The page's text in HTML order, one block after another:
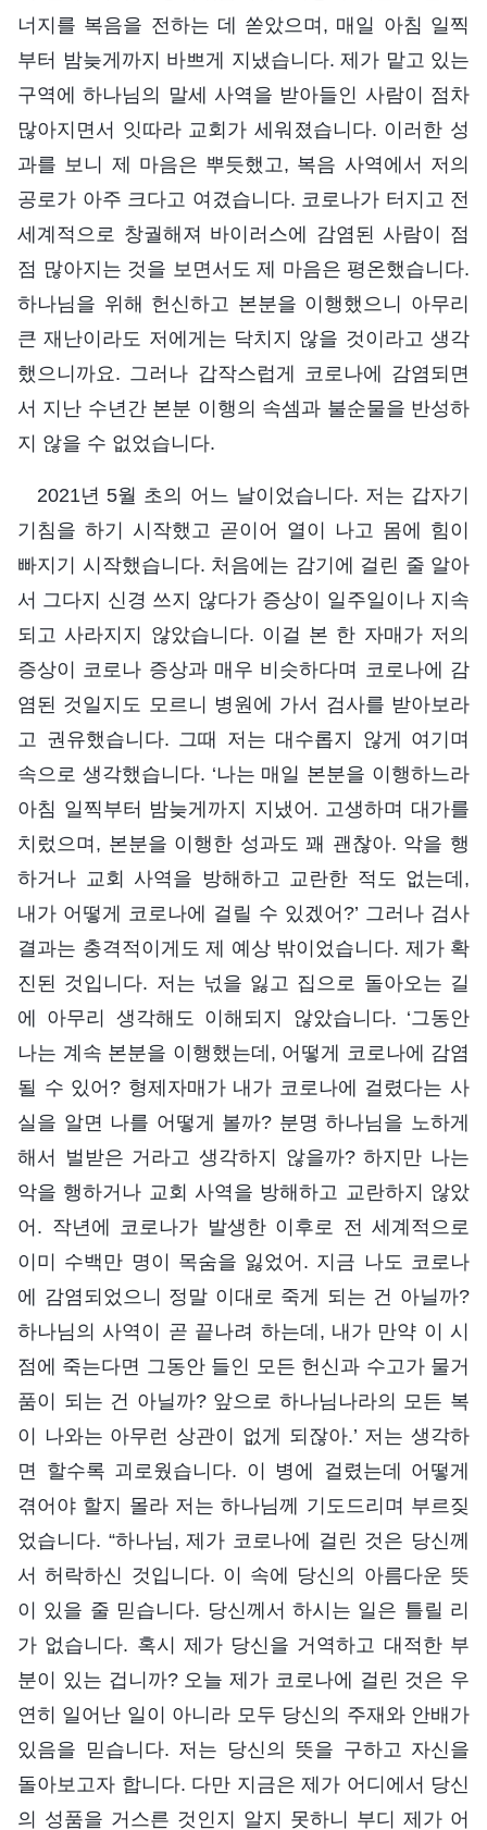
너지를 복음을 전하는 데 쏟았으며, 매일 아침 일찍
부터 밤늦게까지 바쁘게 지냈습니다. 제가 맡고 있는
구역에 하나님의 말세 사역을 받아들인 사람이 점차
많아지면서 잇따라 교회가 세워졌습니다. 이러한 성
과를 보니 제 마음은 뿌듯했고, 복음 사역에서 저의
공로가 아주 크다고 여겼습니다. 코로나가 터지고 전
세계적으로 창궐해져 바이러스에 감염된 사람이 점
점 많아지는 것을 보면서도 제 마음은 평온했습니다.
하나님을 위해 헌신하고 본분을 이행했으니 아무리
큰 재난이라도 저에게는 닥치지 않을 것이라고 생각
했으니까요. 그러나 갑작스럽게 코로나에 감염되면
서 지난 수년간 본분 이행의 속셈과 불순물을 반성하
지 않을 수 없었습니다.
2021년 5월 초의 어느 날이었습니다. 저는 갑자기
기침을 하기 시작했고 곧이어 열이 나고 몸에 힘이
빠지기 시작했습니다. 처음에는 감기에 걸린 줄 알아
서 그다지 신경 쓰지 않다가 증상이 일주일이나 지속
되고 사라지지 않았습니다. 이걸 본 한 자매가 저의
증상이 코로나 증상과 매우 비슷하다며 코로나에 감
염된 것일지도 모르니 병원에 가서 검사를 받아보라
고 권유했습니다. 그때 저는 대수롭지 않게 여기며
속으로 생각했습니다. ‘나는 매일 본분을 이행하느라
아침 일찍부터 밤늦게까지 지냈어. 고생하며 대가를
치렀으며, 본분을 이행한 성과도 꽤 괜찮아. 악을 행
하거나 교회 사역을 방해하고 교란한 적도 없는데,
내가 어떻게 코로나에 걸릴 수 있겠어?’ 그러나 검사
결과는 충격적이게도 제 예상 밖이었습니다. 제가 확
진된 것입니다. 저는 넋을 잃고 집으로 돌아오는 길
에 아무리 생각해도 이해되지 않았습니다. ‘그동안
나는 계속 본분을 이행했는데, 어떻게 코로나에 감염
될 수 있어? 형제자매가 내가 코로나에 걸렸다는 사
실을 알면 나를 어떻게 볼까? 분명 하나님을 노하게
해서 벌받은 거라고 생각하지 않을까? 하지만 나는
악을 행하거나 교회 사역을 방해하고 교란하지 않았
어. 작년에 코로나가 발생한 이후로 전 세계적으로
이미 수백만 명이 목숨을 잃었어. 지금 나도 코로나
에 감염되었으니 정말 이대로 죽게 되는 건 아닐까?
하나님의 사역이 곧 끝나려 하는데, 내가 만약 이 시
점에 죽는다면 그동안 들인 모든 헌신과 수고가 물거
품이 되는 건 아닐까? 앞으로 하나님나라의 모든 복
이 나와는 아무런 상관이 없게 되잖아.’ 저는 생각하
면 할수록 괴로웠습니다. 이 병에 걸렸는데 어떻게
겪어야 할지 몰라 저는 하나님께 기도드리며 부르짖
었습니다. “하나님, 제가 코로나에 걸린 것은 당신께
서 허락하신 것입니다. 이 속에 당신의 아름다운 뜻
이 있을 줄 믿습니다. 당신께서 하시는 일은 틀릴 리
가 없습니다. 혹시 제가 당신을 거역하고 대적한 부
분이 있는 겁니까? 오늘 제가 코로나에 걸린 것은 우
연히 일어난 일이 아니라 모두 당신의 주재와 안배가
있음을 믿습니다. 저는 당신의 뜻을 구하고 자신을
돌아보고자 합니다. 다만 지금은 제가 어디에서 당신
의 성품을 거스른 것인지 알지 못하니 부디 제가 어